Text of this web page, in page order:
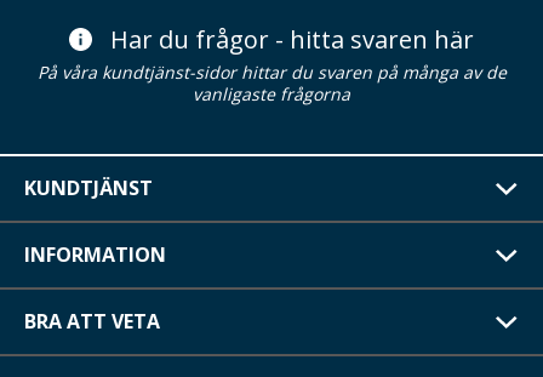
Har du frågor - hitta svaren här
På våra kundtjänst-sidor hittar du svaren på många av de
vanligaste frågorna
KUNDTJÄNST
INFORMATION
BRA ATT VETA